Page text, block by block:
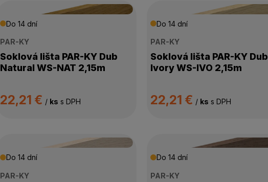
Do 14 dní
PAR-KY
Soklová lišta PAR-KY Dub
Natural WS-NAT 2,15m
22,21 € / ks s DPH
Do 14 dní
PAR-KY
Soklová lišta PAR-KY Dub
Ivory WS-IVO 2,15m
22,21 € / ks s DPH
Do 14 dní
PAR-KY
Do 14 dní
PAR-KY